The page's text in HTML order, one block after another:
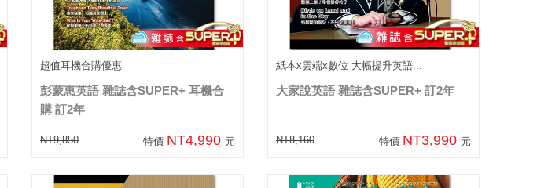
超值耳機合購優惠
彭蒙惠英語 雜誌含SUPER+ 耳機合
購 訂2年
NT9,850 特價 NT4,990 元
紙本x雲端x數位 大幅提升英語...
大家說英語 雜誌含SUPER+ 訂2年
NT8,160 特價 NT3,990 元